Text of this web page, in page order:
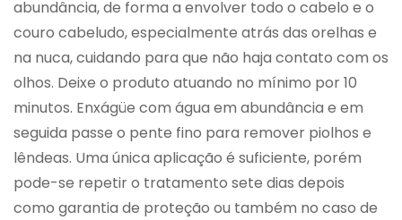
abundância, de forma a envolver todo o cabelo e o
couro cabeludo, especialmente atrás das orelhas e
na nuca, cuidando para que não haja contato com os
olhos. Deixe o produto atuando no mínimo por 10
minutos. Enxágüe com água em abundância e em
seguida passe o pente fino para remover piolhos e
lêndeas. Uma única aplicação é suficiente, porém
pode-se repetir o tratamento sete dias depois
como garantia de proteção ou também no caso de